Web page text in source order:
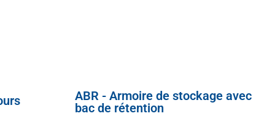
ABR - Armoire de stockage avec
bac de rétention